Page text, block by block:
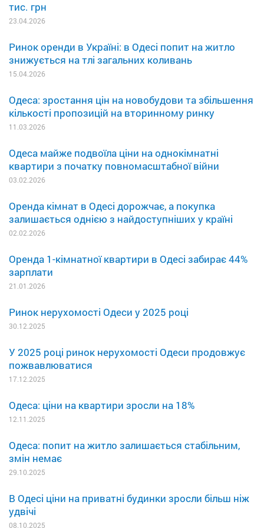
тис. грн
23.04.2026
Ринок оренди в Україні: в Одесі попит на житло
знижується на тлі загальних коливань
15.04.2026
Одеса: зростання цін на новобудови та збільшення
кількості пропозицій на вторинному ринку
11.03.2026
Одеса майже подвоїла ціни на однокімнатні
квартири з початку повномасштабної війни
03.02.2026
Оренда кімнат в Одесі дорожчає, а покупка
залишається однією з найдоступніших у країні
02.02.2026
Оренда 1-кімнатної квартири в Одесі забирає 44%
зарплати
21.01.2026
Ринок нерухомості Одеси у 2025 році
30.12.2025
У 2025 році ринок нерухомості Одеси продовжує
пожвавлюватися
17.12.2025
Одеса: ціни на квартири зросли на 18%
12.11.2025
Одеса: попит на житло залишається стабільним,
змін немає
29.10.2025
В Одесі ціни на приватні будинки зросли більш ніж
удвічі
08.10.2025